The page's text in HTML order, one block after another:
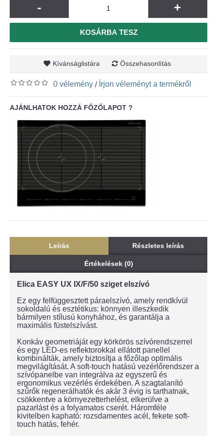
- +
KOSÁRBA TESZ
Kívánságlistára Összehasonlítás
0 vélemény / Írjon véleményt a termékről
AJÁNLHATOK HOZZÁ FŐZŐLAPOT ?
Leírás Részletes leírás
Értékelések (0)
Elica EASY UX IX/F/50 sziget elszívó
Ez egy felfüggesztett páraelszívó, amely rendkívül
sokoldalú és esztétikus: könnyen illeszkedik
bármilyen stílusú konyhához, és garantálja a
maximális füstelszívást.
Konkáv geometriáját egy körkörös szívórendszerrel
és egy LED-es reflektorokkal ellátott panellel
kombinálták, amely biztosítja a főzőlap optimális
megvilágítását. A soft-touch hatású vezérlőrendszer a
szívópanelbe van integrálva az egyszerű és
ergonomikus vezérlés érdekében. A szagtalanító
szűrők regenerálhatók és akár 3 évig is tarthatnak,
csökkentve a környezetterhelést, elkerülve a
pazarlást és a folyamatos cserét. Háromféle
kivitelben kapható: rozsdamentes acél, fekete soft-
touch hatás, fehér.